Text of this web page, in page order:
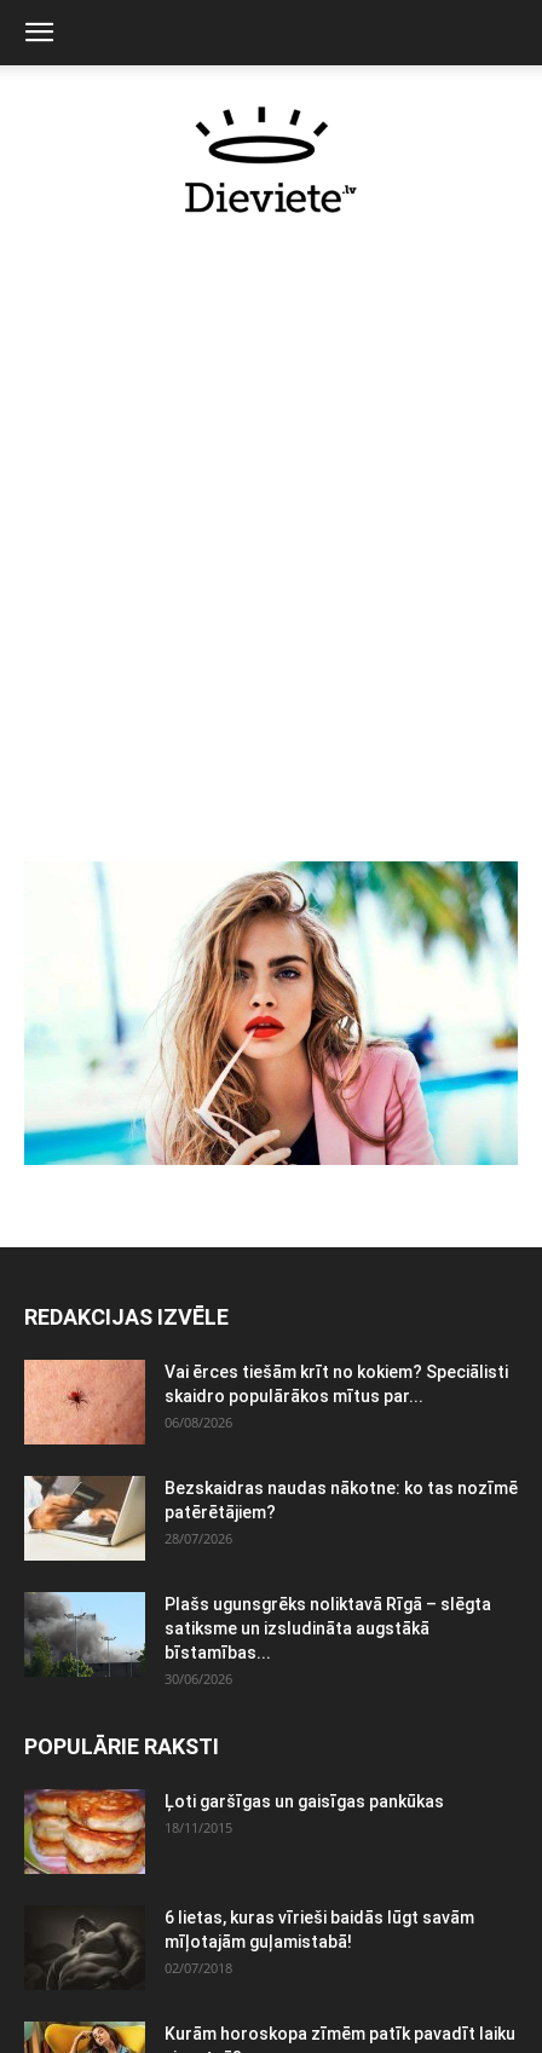
REDAKCIJAS IZVĒLE
Vai ērces tiešām krīt no kokiem? Speciālisti
skaidro populārākos mītus par...
06/08/2026
Bezskaidras naudas nākotne: ko tas nozīmē
patērētājiem?
28/07/2026
Plašs ugunsgrēks noliktavā Rīgā – slēgta
satiksme un izsludināta augstākā
bīstamības...
30/06/2026
POPULĀRIE RAKSTI
Ļoti garšīgas un gaisīgas pankūkas
18/11/2015
6 lietas, kuras vīrieši baidās lūgt savām
mīļotajām guļamistabā!
02/07/2018
Kurām horoskopa zīmēm patīk pavadīt laiku